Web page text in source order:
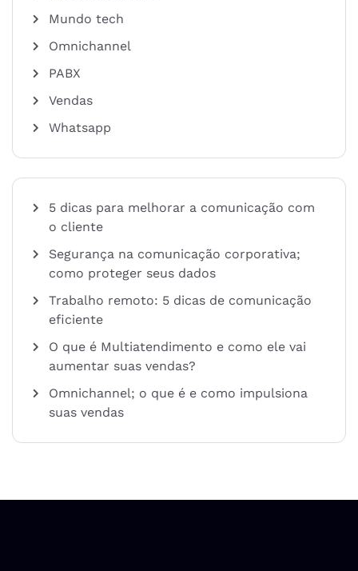
Mundo tech
Omnichannel
PABX
Vendas
Whatsapp
5 dicas para melhorar a comunicação com
o cliente
Segurança na comunicação corporativa;
como proteger seus dados
Trabalho remoto: 5 dicas de comunicação
eficiente
O que é Multiatendimento e como ele vai
aumentar suas vendas?
Omnichannel; o que é e como impulsiona
suas vendas